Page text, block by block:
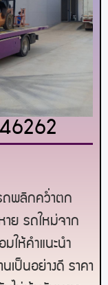
ถพลิกคว่ำตก
ย รถใหม่จาก
ให้คำแนะนำ
เป็นอย่างดี ราคา